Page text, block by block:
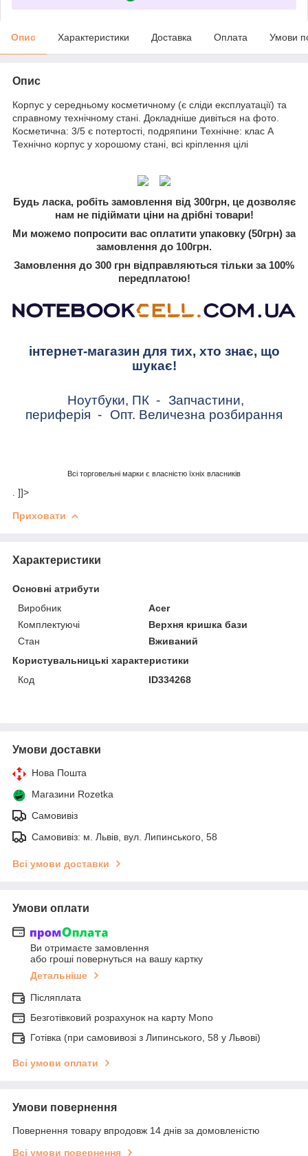
Опис Характеристики Доставка Оплата Умови
Опис
Корпус у середньому косметичному (є сліди експлуатації) та
справному технічному стані. Докладніше дивіться на фото.
Косметична: 3/5 є потертості, подряпини Технічне: клас A
Технічно корпус у хорошому стані, всі кріплення цілі
Будь ласка, робіть замовлення від 300грн, це дозволяє
нам не підіймати ціни на дрібні товари!
Ми можемо попросити вас оплатити упаковку (50грн) за
замовлення до 100грн.
Замовлення до 300 грн відправляються тільки за 100%
передплатою!
інтернет-магазин для тих, хто знає, що
шукає!
Ноутбуки, ПК - Запчастини,
периферія - Опт. Величезна розбирання
Всі торговельні марки є власністю їхніх власників
. ]]>
Приховати
Характеристики
Основні атрибути
Виробник
Acer
Комплектуючі
Верхня кришка бази
Стан
Вживаний
Користувальницькі характеристики
Код
ID334268
Умови доставки
Нова Пошта
Магазини Rozetka
Самовивіз
Самовивіз: м. Львів, вул. Липинського, 58
Всі умови доставки
Умови оплати
Ви отримаєте замовлення
або гроші повернуться на вашу картку
Детальніше
Післяплата
Безготівковий розрахунок на карту Mono
Готівка (при самовивозі з Липинського, 58 у Львові)
Всі умови оплати
Умови повернення
Повернення товару впродовж 14 днів за домовленістю
Всі умови повернення